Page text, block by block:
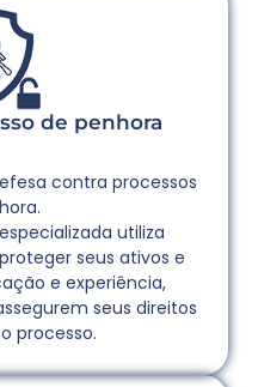
de penhora
contra processos
utiliza
seus ativos e
e experiência,
seus direitos
processo.